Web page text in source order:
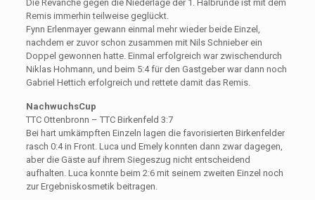
Die Revanche gegen die Niederlage der 1. Halbrunde ist mit dem
Remis immerhin teilweise geglückt.
Fynn Erlenmayer gewann einmal mehr wieder beide Einzel,
nachdem er zuvor schon zusammen mit Nils Schnieber ein
Doppel gewonnen hatte. Einmal erfolgreich war zwischendurch
Niklas Hohmann, und beim 5:4 für den Gastgeber war dann noch
Gabriel Hettich erfolgreich und rettete damit das Remis.
NachwuchsCup
TTC Ottenbronn – TTC Birkenfeld 3:7
Bei hart umkämpften Einzeln lagen die favorisierten Birkenfelder
rasch 0:4 in Front. Luca und Emely konnten dann zwar dagegen,
aber die Gäste auf ihrem Siegeszug nicht entscheidend
aufhalten. Luca konnte beim 2:6 mit seinem zweiten Einzel noch
zur Ergebniskosmetik beitragen.